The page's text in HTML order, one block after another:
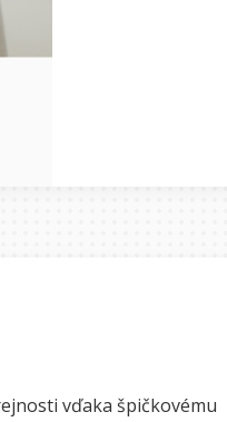
vďaka špičkovému